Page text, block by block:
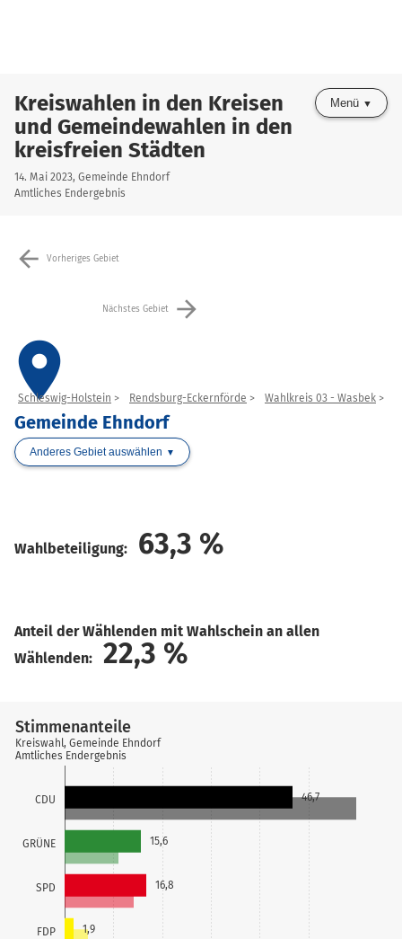
Kreiswahlen in den Kreisen
und Gemeindewahlen in den
kreisfreien Städten
14. Mai 2023, Gemeinde Ehndorf
Amtliches Endergebnis
Menü
arrow_back Vorheriges Gebiet
Nächstes Gebiet arrow_forward
place
Schleswig-Holstein Rendsburg-Eckernförde Wahlkreis 03 - Wasbek
Gemeinde Ehndorf
Anderes Gebiet auswählen
Wahlbeteiligung: 63,3 %
Anteil der Wählenden mit Wahlschein an allen
Wählenden:
22,3 %
CDU
GRÜNE
SPD
FDP
46,7
15,6
16,8
1,9
Stimmenanteile
Kreiswahl, Gemeinde Ehndorf
Amtliches Endergebnis